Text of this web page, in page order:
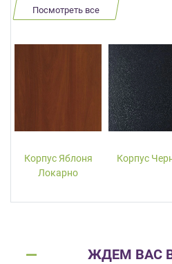
Посмотреть все
Корпус Яблоня
Локарно
Корпус
ЖДЕМ ВАС